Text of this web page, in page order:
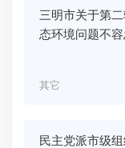
三明市关于第
态环境问题不
其它
民主党派市级